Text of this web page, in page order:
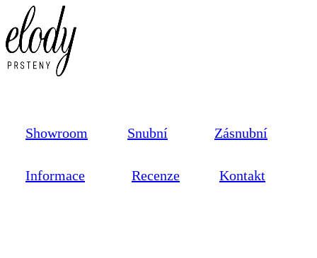
Showroom Snubní Zásnubní
Informace Recenze Kontakt